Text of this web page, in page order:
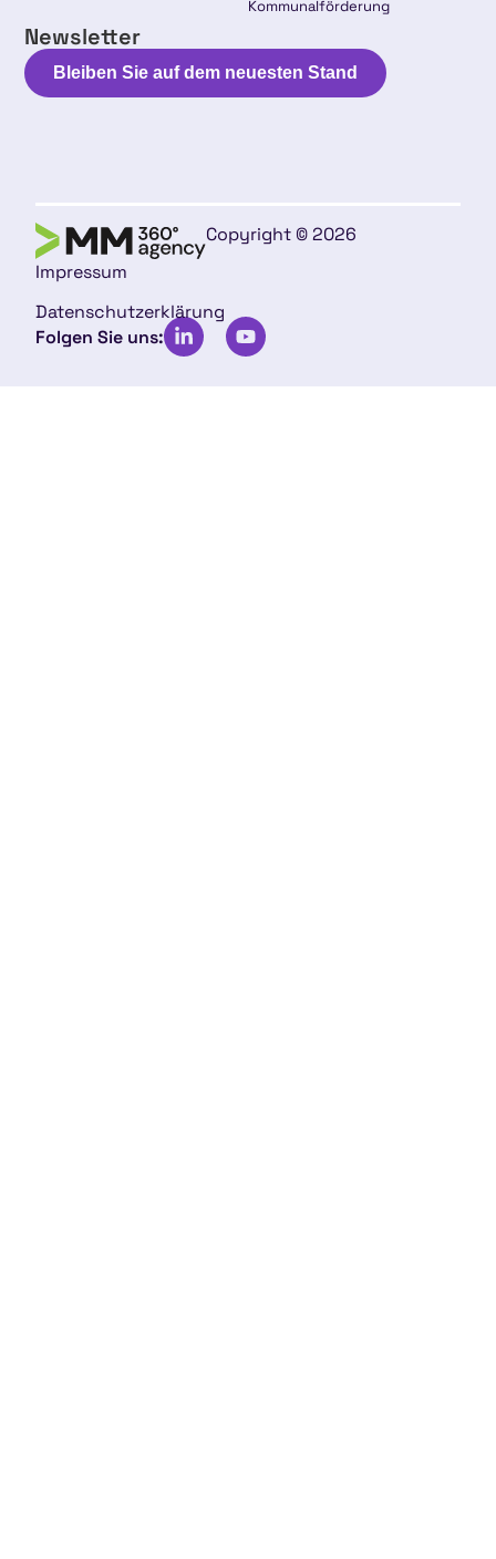
Kommunalförderung
Newsletter
Bleiben Sie auf dem neuesten Stand
Copyright © 2026
Impressum
Datenschutzerklärung
Folgen Sie uns: